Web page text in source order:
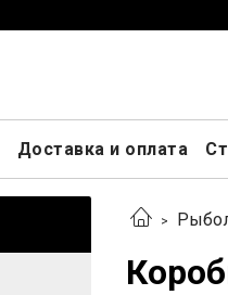
Доставка и оплата